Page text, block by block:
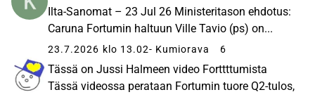
Ilta-Sanomat – 23 Jul 26 Ministeritason ehdotus:
Caruna Fortumin haltuun Ville Tavio (ps) on...
23.7.2026 klo 13.02- Kumiorava 6
Tässä on Jussi Halmeen video Forttttumista
Tässä videossa perataan Fortumin tuore Q2-tulos,